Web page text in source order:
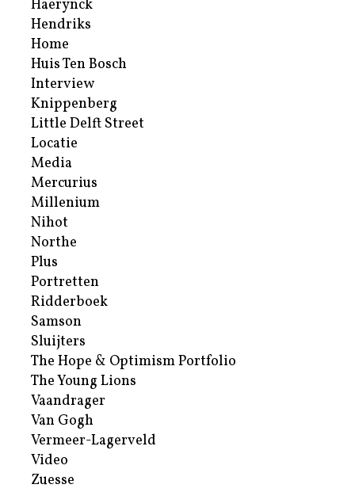
Haerynck
Hendriks
Home
Huis Ten Bosch
Interview
Knippenberg
Little Delft Street
Locatie
Media
Mercurius
Millenium
Nihot
Northe
Plus
Portretten
Ridderboek
Samson
Sluijters
The Hope & Optimism Portfolio
The Young Lions
Vaandrager
Van Gogh
Vermeer-Lagerveld
Video
Zuesse